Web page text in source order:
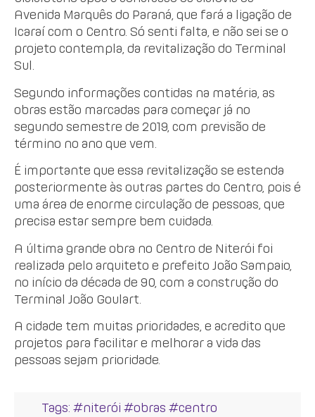
Avenida Marquês do Paraná, que fará a ligação de
Icaraí com o Centro. Só senti falta, e não sei se o
projeto contempla, da revitalização do Terminal
Sul.
Segundo informações contidas na matéria, as
obras estão marcadas para começar já no
segundo semestre de 2019, com previsão de
término no ano que vem.
É importante que essa revitalização se estenda
posteriormente às outras partes do Centro, pois é
uma área de enorme circulação de pessoas, que
precisa estar sempre bem cuidada.
A última grande obra no Centro de Niterói foi
realizada pelo arquiteto e prefeito João Sampaio,
no início da década de 90, com a construção do
Terminal João Goulart.
A cidade tem muitas prioridades, e acredito que
projetos para facilitar e melhorar a vida das
pessoas sejam prioridade.
Tags: #niterói #obras #centro